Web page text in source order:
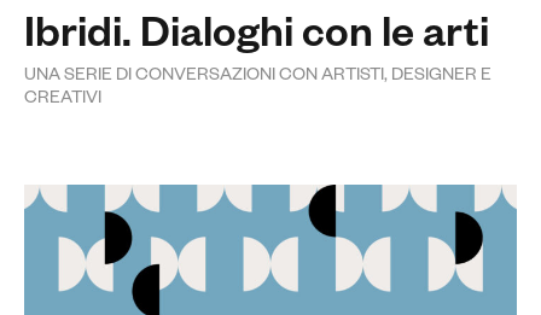
Ibridi. Dialoghi con le arti
UNA SERIE DI CONVERSAZIONI CON ARTISTI, DESIGNER E
CREATIVI